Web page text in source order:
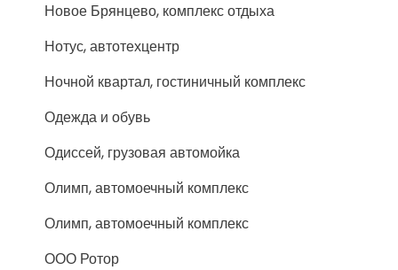
Новое Брянцево, комплекс отдыха
Нотус, автотехцентр
Ночной квартал, гостиничный комплекс
Одежда и обувь
Одиссей, грузовая автомойка
Олимп, автомоечный комплекс
Олимп, автомоечный комплекс
ООО Ротор